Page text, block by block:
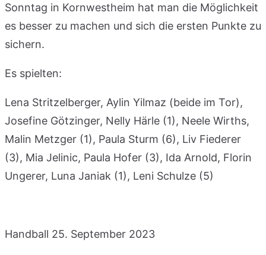
Sonntag in Kornwestheim hat man die Möglichkeit
es besser zu machen und sich die ersten Punkte zu
sichern.
Es spielten:
Lena Stritzelberger, Aylin Yilmaz (beide im Tor),
Josefine Götzinger, Nelly Härle (1), Neele Wirths,
Malin Metzger (1), Paula Sturm (6), Liv Fiederer
(3), Mia Jelinic, Paula Hofer (3), Ida Arnold, Florin
Ungerer, Luna Janiak (1), Leni Schulze (5)
Handball 25. September 2023